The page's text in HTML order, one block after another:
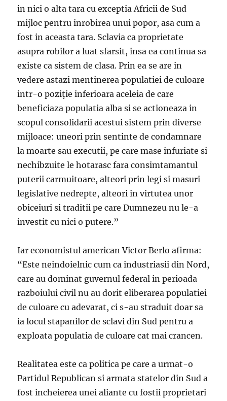
in nici o alta tara cu exceptia Africii de Sud
mijloc pentru inrobirea unui popor, asa cum a
fost in aceasta tara. Sclavia ca proprietate
asupra robilor a luat sfarsit, insa ea continua sa
existe ca sistem de clasa. Prin ea se are in
vedere astazi mentinerea populatiei de culoare
intr-o poziţie inferioara aceleia de care
beneficiaza populatia alba si se actioneaza in
scopul consolidarii acestui sistem prin diverse
mijloace: uneori prin sentinte de condamnare
la moarte sau executii, pe care mase infuriate si
nechibzuite le hotarasc fara consimtamantul
puterii carmuitoare, alteori prin legi si masuri
legislative nedrepte, alteori in virtutea unor
obiceiuri si traditii pe care Dumnezeu nu le-a
investit cu nici o putere.”
Iar economistul american Victor Berlo afirma:
“Este neindoielnic cum ca industriasii din Nord,
care au dominat guvernul federal in perioada
razboiului civil nu au dorit eliberarea populatiei
de culoare cu adevarat, ci s-au straduit doar sa
ia locul stapanilor de sclavi din Sud pentru a
exploata populatia de culoare cat mai crancen.
Realitatea este ca politica pe care a urmat-o
Partidul Republican si armata statelor din Sud a
fost incheierea unei aliante cu fostii proprietari